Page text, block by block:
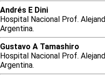
Andrés E Dini
Hospital Nacional Prof.
Argentina.
Gustavo A Tamashiro
Hospital Nacional Prof.
Argentina.